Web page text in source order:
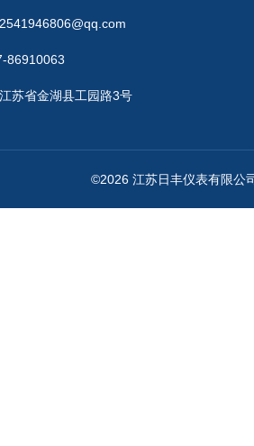
86910063
苏省金湖县工园路3号
©2026 江苏日丰仪表有限公